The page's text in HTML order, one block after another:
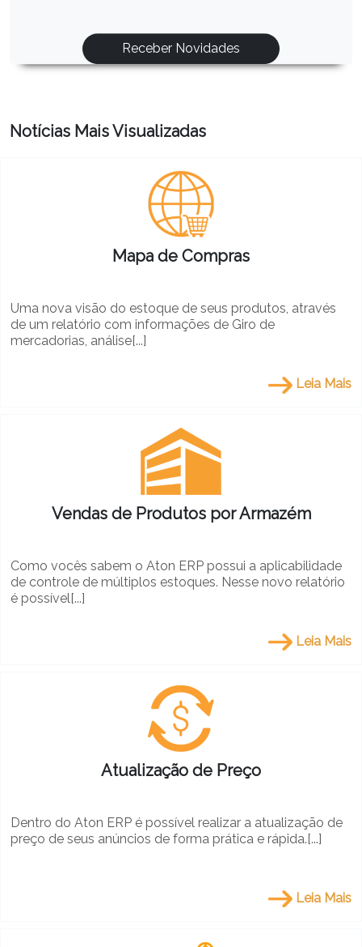
Notícias Mais Visualizadas
Mapa de Compras
Uma nova visão do estoque de seus produtos, através
de um relatório com informações de Giro de
mercadorias, análise[...]
Leia Mais
Vendas de Produtos por Armazém
Como vocês sabem o Aton ERP possui a aplicabilidade
de controle de múltiplos estoques. Nesse novo relatório
é possível[...]
Leia Mais
Atualização de Preço
Dentro do Aton ERP é possível realizar a atualização de
preço de seus anúncios de forma prática e rápida.[...]
Leia Mais